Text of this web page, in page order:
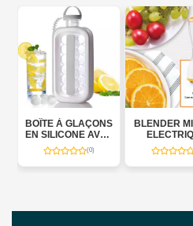
800
BLENDER MIXEUR
ELECTRIQUE
1000W